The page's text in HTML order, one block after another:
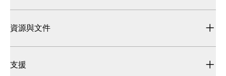
資源與文件
支援